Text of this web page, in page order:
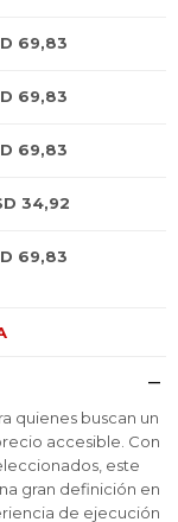
69,83
69,83
69,83
34,92
69,83
quienes buscan un
accesible. Con
este
gran definición en
de ejecución
de
hasta en
de
hasta en
de
hasta en